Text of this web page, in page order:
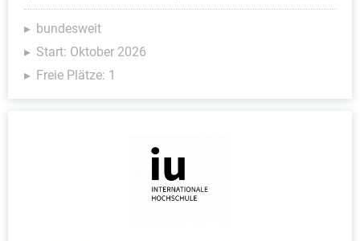
bundesweit
Start: Oktober 2026
Freie Plätze: 1